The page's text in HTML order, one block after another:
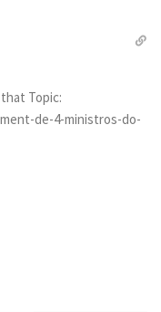
Topic:
de-4-ministros-do-